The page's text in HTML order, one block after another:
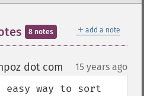
＋ add a note
8 notes
dot com 15 years ago
easy way to sort